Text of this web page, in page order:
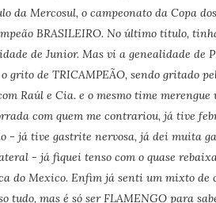
da Mercosul, o campeonato da Copa
BRASILEIRO. No último título,
de Junior. Mas vi a genealidade de
grito de TRICAMPEÃO, sendo gritado
Raúl e Cia. e o mesmo time
com quem me contrariou, já tive
- já tive gastrite nervosa, já dei muita
- já fiquei tenso com o quase
do Mexico. Enfim já senti um mixto de
tudo, mas é só ser FLAMENGO para